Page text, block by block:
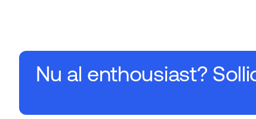
Nu al enthousiast?